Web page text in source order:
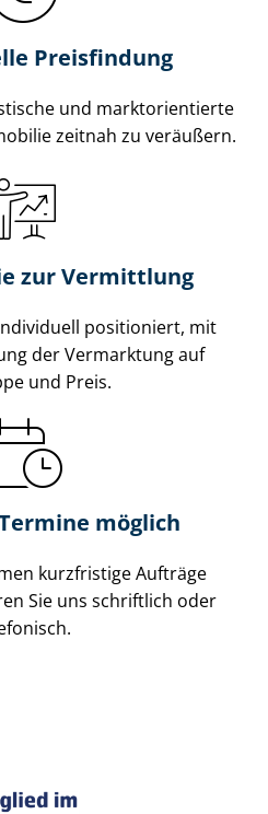
Preisfindung
und markt­ori­en­tier­te
zeitnah zu veräußern.
zur Vermittlung
positioniert, mit
der Vermarktung auf
und Preis.
möglich
kurzfristige Aufträge
Sie uns schriftlich oder